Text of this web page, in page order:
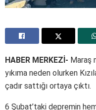
HABER MERKEZİ- Maraş
yıkıma neden olurken
çadır sattığı ortaya çıktı.
6 Şubat’taki depremin